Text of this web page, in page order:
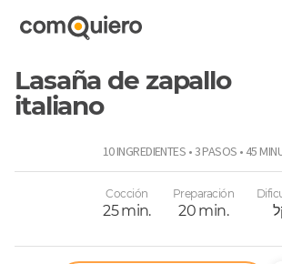
Lasaña de zapallo
italiano
10 INGREDIENTES • 3 PASOS • 45
Cocción
25 min.
Preparación
20 min.